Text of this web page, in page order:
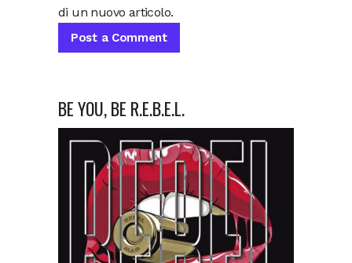
di un nuovo articolo.
BE YOU, BE R.E.B.E.L.